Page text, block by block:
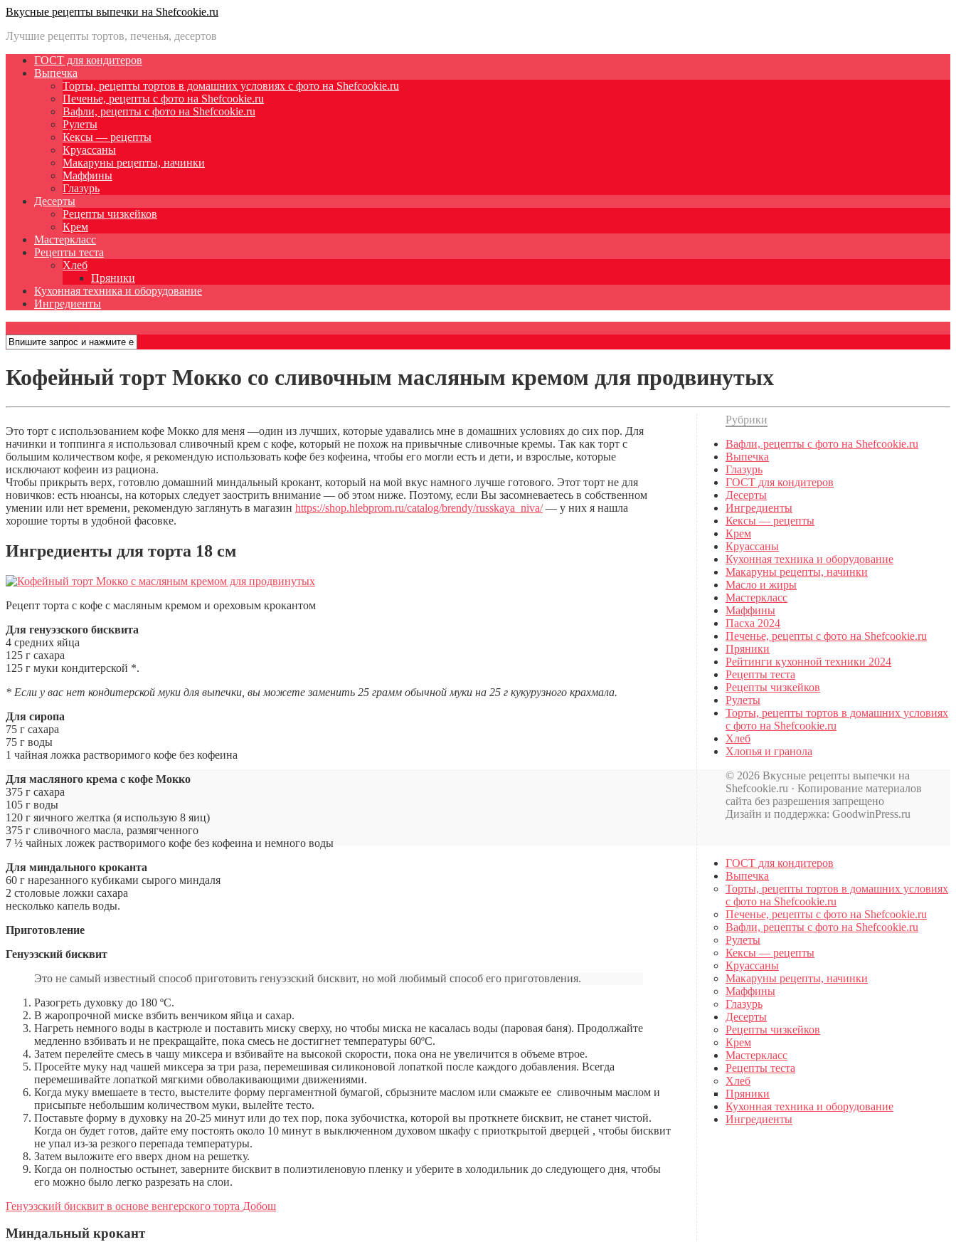
Вкусные рецепты выпечки на Shefcookie.ru
Лучшие рецепты тортов, печенья, десертов
ГОСТ для кондитеров
Выпечка
Торты, рецепты тортов в домашних условиях с фото на Shefcookie.ru
Печенье, рецепты с фото на Shefcookie.ru
Вафли, рецепты с фото на Shefcookie.ru
Рулеты
Кексы — рецепты
Круассаны
Макаруны рецепты, начинки
Маффины
Глазурь
Десерты
Рецепты чизкейков
Крем
Мастеркласс
Рецепты теста
Хлеб
Пряники
Кухонная техника и оборудование
Ингредиенты
Кофейный торт Мокко со сливочным масляным кремом для продвинутых
Это торт с использованием кофе Мокко для меня —один из лучших, которые удавались мне в домашних условиях до сих пор. Для
начинки и топпинга я использовал сливочный крем с кофе, который не похож на привычные сливочные кремы. Так как торт с
большим количеством кофе, я рекомендую использовать кофе без кофеина, чтобы его могли есть и дети, и взрослые, которые
исключают кофеин из рациона.
Чтобы прикрыть верх, готовлю домашний миндальный крокант, который на мой вкус намного лучше готового. Этот торт не для
новичков: есть нюансы, на которых следует заострить внимание — об этом ниже. Поэтому, если Вы засомневаетесь в собственном
умении или нет времени, рекомендую заглянуть в магазин https://shop.hlebprom.ru/catalog/brendy/russkaya_niva/— у них я нашла
хорошие торты в удобной фасовке.
Ингредиенты для торта 18 см
Рецепт торта с кофе с масляным кремом и ореховым крокантом
Для генуэзского бисквита
4 средних яйца
125 г сахара
125 г муки кондитерской *.
* Если у вас нет кондитерской муки для выпечки, вы можете заменить 25 грамм обычной муки на 25 г кукурузного крахмала.
Для сиропа
75 г сахара
75 г воды
1 чайная ложка растворимого кофе без кофеина
Для масляного крема с кофе Мокко
375 г сахара
105 г воды
120 г яичного желтка (я использую 8 яиц)
375 г сливочного масла, размягченного
7 ½ чайных ложек растворимого кофе без кофеина и немного воды
Для миндального кроканта
60 г нарезанного кубиками сырого миндаля
2 столовые ложки сахара
несколько капель воды.
Приготовление
Генуэзский бисквит
Это не самый известный способ приготовить генуэзский бисквит, но мой любимый способ его приготовления.
Разогреть духовку до 180 ºC.
В жаропрочной миске взбить венчиком яйца и сахар.
Нагреть немного воды в кастрюле и поставить миску сверху, но чтобы миска не касалась воды (паровая баня). Продолжайте
медленно взбивать и не прекращайте, пока смесь не достигнет температуры 60ºC.
Затем перелейте смесь в чашу миксера и взбивайте на высокой скорости, пока она не увеличится в объеме втрое.
Просейте муку над чашей миксера за три раза, перемешивая силиконовой лопаткой после каждого добавления. Всегда
перемешивайте лопаткой мягкими обволакивающими движениями.
Когда муку вмешаете в тесто, выстелите форму пергаментной бумагой, сбрызните маслом или смажьте ее сливочным маслом и
присыпьте небольшим количеством муки, вылейте тесто.
Поставьте форму в духовку на 20-25 минут или до тех пор, пока зубочистка, которой вы проткнете бисквит, не станет чистой.
Когда он будет готов, дайте ему постоять около 10 минут в выключенном духовом шкафу с приоткрытой дверцей , чтобы бисквит
не упал из-за резкого перепада температуры.
Затем выложите его вверх дном на решетку.
Когда он полностью остынет, заверните бисквит в полиэтиленовую пленку и уберите в холодильник до следующего дня, чтобы
его можно было легко разрезать на слои.
Генуэзский бисквит в основе венгерского торта Добош
Миндальный крокант
Рубрики
Вафли, рецепты с фото на Shefcookie.ru
Выпечка
Глазурь
ГОСТ для кондитеров
Десерты
Ингредиенты
Кексы — рецепты
Крем
Круассаны
Кухонная техника и оборудование
Макаруны рецепты, начинки
Масло и жиры
Мастеркласс
Маффины
Пасха 2024
Печенье, рецепты с фото на Shefcookie.ru
Пряники
Рейтинги кухонной техники 2024
Рецепты теста
Рецепты чизкейков
Рулеты
Торты, рецепты тортов в домашних условиях
с фото на Shefcookie.ru
Хлеб
Хлопья и гранола
© 2026 Вкусные рецепты выпечки на
Shefcookie.ru · Копирование материалов
сайта без разрешения запрещено
Дизайн и поддержка: GoodwinPress.ru
ГОСТ для кондитеров
Выпечка
Торты, рецепты тортов в домашних условиях
с фото на Shefcookie.ru
Печенье, рецепты с фото на Shefcookie.ru
Вафли, рецепты с фото на Shefcookie.ru
Рулеты
Кексы — рецепты
Круассаны
Макаруны рецепты, начинки
Маффины
Глазурь
Десерты
Рецепты чизкейков
Крем
Мастеркласс
Рецепты теста
Хлеб
Пряники
Кухонная техника и оборудование
Ингредиенты